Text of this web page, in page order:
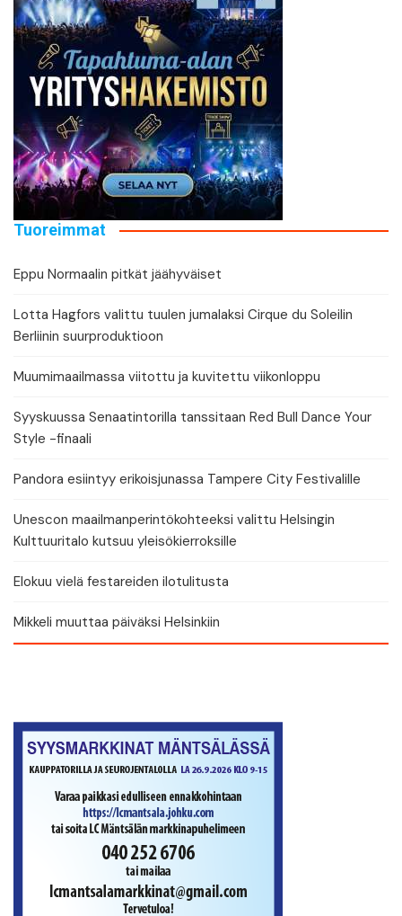
Tuoreimmat
Eppu Normaalin pitkät jäähyväiset
Lotta Hagfors valittu tuulen jumalaksi Cirque du Soleilin
Berliinin suurproduktioon
Muumimaailmassa viitottu ja kuvitettu viikonloppu
Syyskuussa Senaatintorilla tanssitaan Red Bull Dance Your
Style -finaali
Pandora esiintyy erikoisjunassa Tampere City Festivalille
Unescon maailmanperintökohteeksi valittu Helsingin
Kulttuuritalo kutsuu yleisökierroksille
Elokuu vielä festareiden ilotulitusta
Mikkeli muuttaa päiväksi Helsinkiin